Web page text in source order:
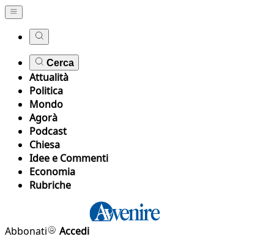
Cerca
Attualità
Politica
Mondo
Agorà
Podcast
Chiesa
Idee e Commenti
Economia
Rubriche
Abbonati
Accedi